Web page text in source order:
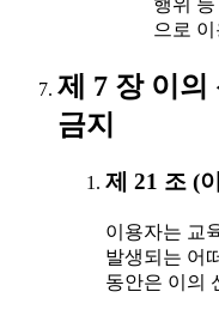
으로
제 7 장 이의
금지
제 21 조 (
이용자는 교
발생되는 어
동안은 이의